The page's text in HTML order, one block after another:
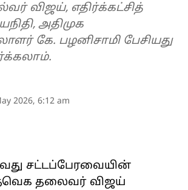
விஜய், எதிர்க்கட்சித்
அதிமுக
கே. பழனிசாமி பேசியது
2026, 6:12 am
வது சட்டப்பேரவையின்
தலைவர் விஜய்